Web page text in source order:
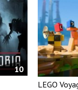
10
LEGO